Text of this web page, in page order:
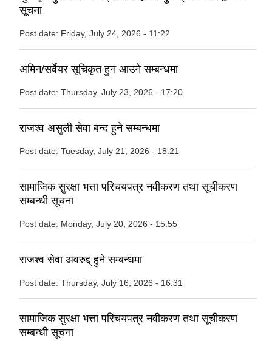
सूचना
Post date: Friday, July 24, 2026 - 11:22
अमिन/सर्वेयर सूचिकृत हुन आउने सम्बन्धमा
Post date: Thursday, July 23, 2026 - 17:20
राजश्व असुली सेवा बन्द हुने सम्बन्धमा
Post date: Tuesday, July 21, 2026 - 18:21
सामाजिक सुरक्षा भत्ता परिचयपत्र नवीकरण तथा सूचीकरण
सम्बन्धी सूचना
Post date: Monday, July 20, 2026 - 15:55
राजश्व सेवा अवरुद्द् हुने सम्बन्धमा
Post date: Thursday, July 16, 2026 - 16:31
सामाजिक सुरक्षा भत्ता परिचयपत्र नवीकरण तथा सूचीकरण
सम्बन्धी सूचना